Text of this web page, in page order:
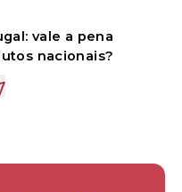
vale a pena
nacionais?